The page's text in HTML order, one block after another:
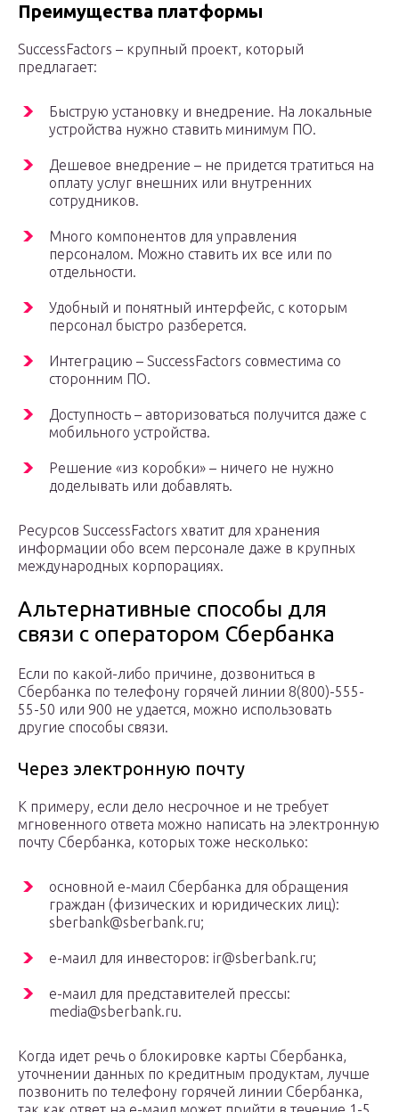
Преимущества платформы
SuccessFactors – крупный проект, который
предлагает:
Быструю установку и внедрение. На локальные
устройства нужно ставить минимум ПО.
Дешевое внедрение – не придется тратиться на
оплату услуг внешних или внутренних
сотрудников.
Много компонентов для управления
персоналом. Можно ставить их все или по
отдельности.
Удобный и понятный интерфейс, с которым
персонал быстро разберется.
Интеграцию – SuccessFactors совместима со
сторонним ПО.
Доступность – авторизоваться получится даже с
мобильного устройства.
Решение «из коробки» – ничего не нужно
доделывать или добавлять.
Ресурсов SuccessFactors хватит для хранения
информации обо всем персонале даже в крупных
международных корпорациях.
Альтернативные способы для
связи с оператором Сбербанка
Если по какой-либо причине, дозвониться в
Сбербанка по телефону горячей линии 8(800)-555-
55-50 или 900 не удается, можно использовать
другие способы связи.
Через электронную почту
К примеру, если дело несрочное и не требует
мгновенного ответа можно написать на электронную
почту Сбербанка, которых тоже несколько:
основной е-маил Сбербанка для обращения
граждан (физических и юридических лиц):
sberbank@sberbank.ru;
е-маил для инвесторов: ir@sberbank.ru;
е-маил для представителей прессы:
media@sberbank.ru.
Когда идет речь о блокировке карты Сбербанка,
уточнении данных по кредитным продуктам, лучше
позвонить по телефону горячей линии Сбербанка,